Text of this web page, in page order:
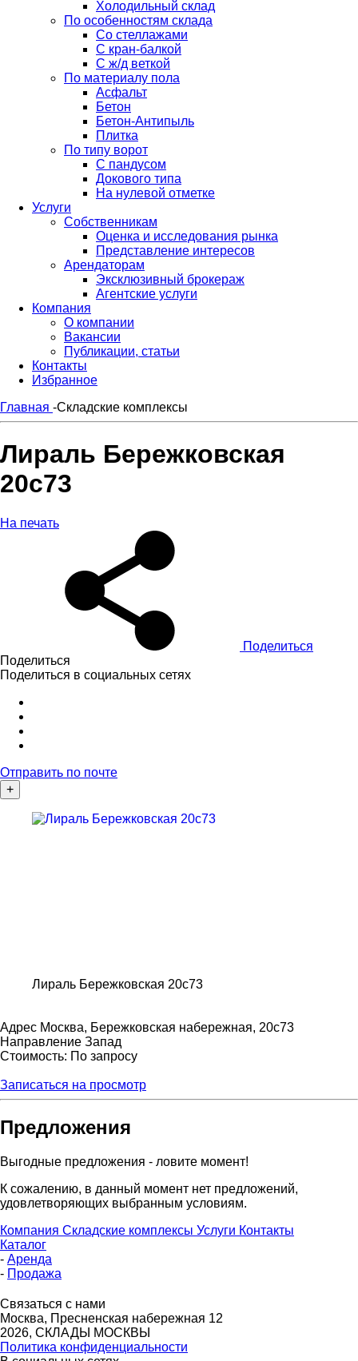
Холодильный склад
По особенностям склада
Со стеллажами
С кран-балкой
С ж/д веткой
По материалу пола
Асфальт
Бетон
Бетон-Антипыль
Плитка
По типу ворот
С пандусом
Докового типа
На нулевой отметке
Услуги
Собственникам
Оценка и исследования рынка
Представление интересов
Арендаторам
Эксклюзивный брокераж
Агентские услуги
Компания
О компании
Вакансии
Публикации, статьи
Контакты
Избранное
Главная -Складские комплексы
Лираль Бережковская
20с73
На печать
Поделиться
Поделиться
Поделиться в социальных сетях
Отправить по почте
+
Лираль Бережковская 20с73
Адрес Москва, Бережковская набережная, 20с73
Направление Запад
Стоимость: По запросу
Записаться на просмотр
Предложения
Выгодные предложения - ловите момент!
К сожалению, в данный момент нет предложений,
удовлетворяющих выбранным условиям.
Компания Складские комплексы Услуги Контакты
Каталог
- Аренда
- Продажа
Связаться с нами
Москва, Пресненская набережная 12
2026, СКЛАДЫ МОСКВЫ
Политика конфиденциальности